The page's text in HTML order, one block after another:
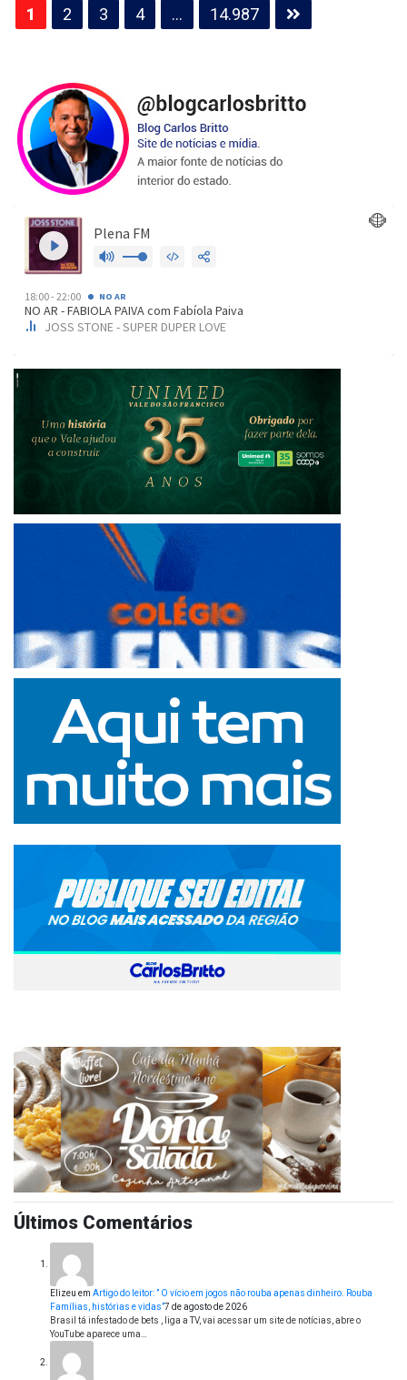
Paginação
de
1 2 3 4 … 14.987
Últimos Comentários
Elizeu em Artigo do leitor: ” O vício em jogos não rouba apenas dinheiro. Rouba
Famílias, histórias e vidas”7 de agosto de 2026
Brasil tá infestado de bets , liga a TV, vai acessar um site de notícias, abre o
YouTube aparece uma…